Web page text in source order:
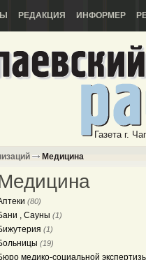
РЕДАКЦИЯ ИНФОРМЕР
Газета г.
Медицина
(80)
, Сауны (1)
(1)
(19)
медико-социальной